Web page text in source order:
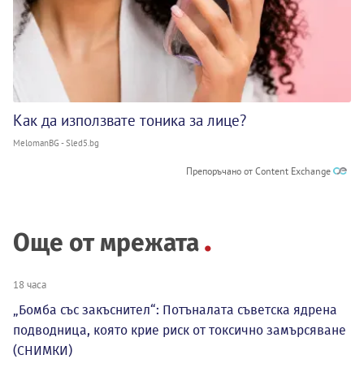
Как да използвате тоника за лице?
MelomanBG - Sled5.bg
Препоръчано от Content Exchange
Още от мрежата
18 часа
„Бомба със закъснител“: Потъналата съветска ядрена
подводница, която крие риск от токсично замърсяване
(СНИМКИ)